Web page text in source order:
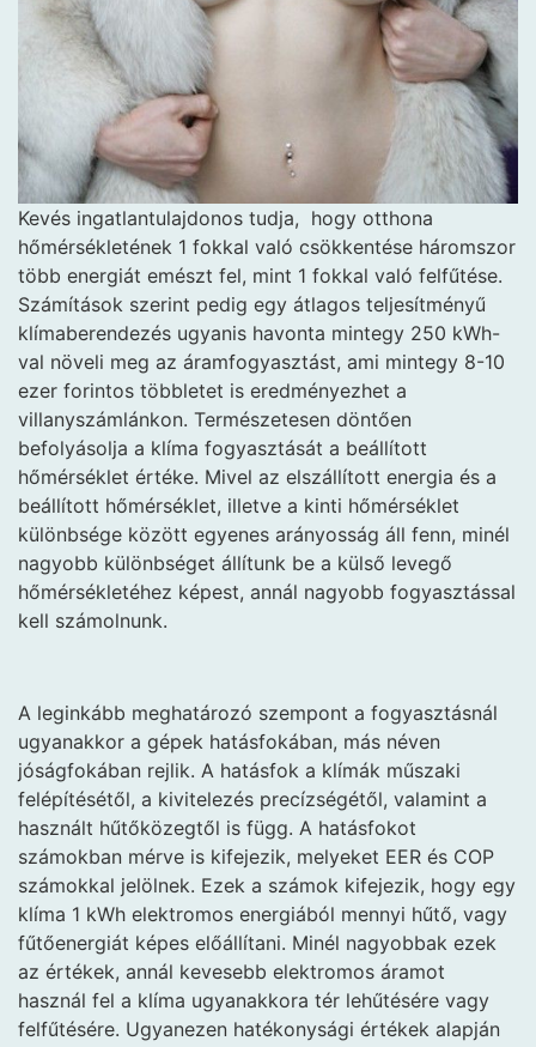
Kevés ingatlantulajdonos tudja, hogy otthona
hőmérsékletének 1 fokkal való csökkentése háromszor
több energiát emészt fel, mint 1 fokkal való felfűtése.
Számítások szerint pedig egy átlagos teljesítményű
klímaberendezés ugyanis havonta mintegy 250 kWh-
val növeli meg az áramfogyasztást, ami mintegy 8-10
ezer forintos többletet is eredményezhet a
villanyszámlánkon. Természetesen döntően
befolyásolja a klíma fogyasztását a beállított
hőmérséklet értéke. Mivel az elszállított energia és a
beállított hőmérséklet, illetve a kinti hőmérséklet
különbsége között egyenes arányosság áll fenn, minél
nagyobb különbséget állítunk be a külső levegő
hőmérsékletéhez képest, annál nagyobb fogyasztással
kell számolnunk.
A leginkább meghatározó szempont a fogyasztásnál
ugyanakkor a gépek hatásfokában, más néven
jóságfokában rejlik. A hatásfok a klímák műszaki
felépítésétől, a kivitelezés precízségétől, valamint a
használt hűtőközegtől is függ. A hatásfokot
számokban mérve is kifejezik, melyeket EER és COP
számokkal jelölnek. Ezek a számok kifejezik, hogy egy
klíma 1 kWh elektromos energiából mennyi hűtő, vagy
fűtőenergiát képes előállítani. Minél nagyobbak ezek
az értékek, annál kevesebb elektromos áramot
használ fel a klíma ugyanakkora tér lehűtésére vagy
felfűtésére. Ugyanezen hatékonysági értékek alapján